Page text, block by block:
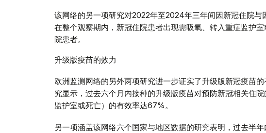
该网络的另一项研究对2022年至2024年三年间因新冠住院与
在整个观察期内，新冠住院患者出现需吸氧、转入重症监护
院患者。
升级版疫苗的效力
欧洲监测网络的另外两项研究进一步证实了升级版新冠疫苗
究显示，过去六个月内接种的升级版疫苗对预防新冠相关住
监护室或死亡）的有效率达67%。
另一项涵盖该网络六个国家与地区数据的研究表明，过去半